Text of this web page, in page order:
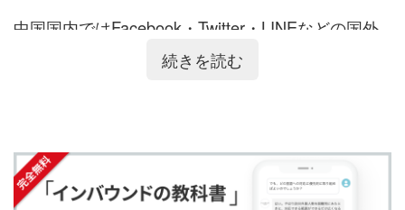
ェ
ェ
マ
ー
追
加
読
す
中国国内ではFacebook ・ Twitter ・ LINEなどの国外
が規制されているため、
えます。
詳しくはこちら
続きを読む